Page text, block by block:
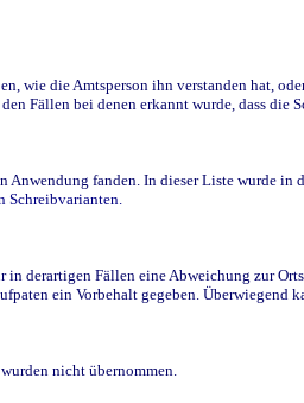
die Amtsperson ihn verstanden hat,
Fällen bei denen erkannt wurde, dass
fanden. In dieser Liste wurde in
Schreibvarianten.
derartigen Fällen eine Abweichung zur
ein Vorbehalt gegeben. Überwiegend
nicht übernommen.